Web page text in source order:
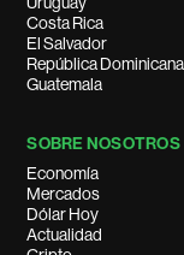
Costa Rica
El Salvador
República Dominicana
Guatemala
SOBRE NOSOTROS
Economía
Mercados
Dólar Hoy
Actualidad